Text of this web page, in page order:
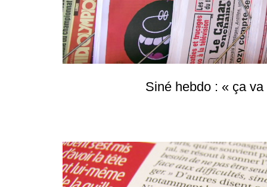
Siné hebdo : « ça va